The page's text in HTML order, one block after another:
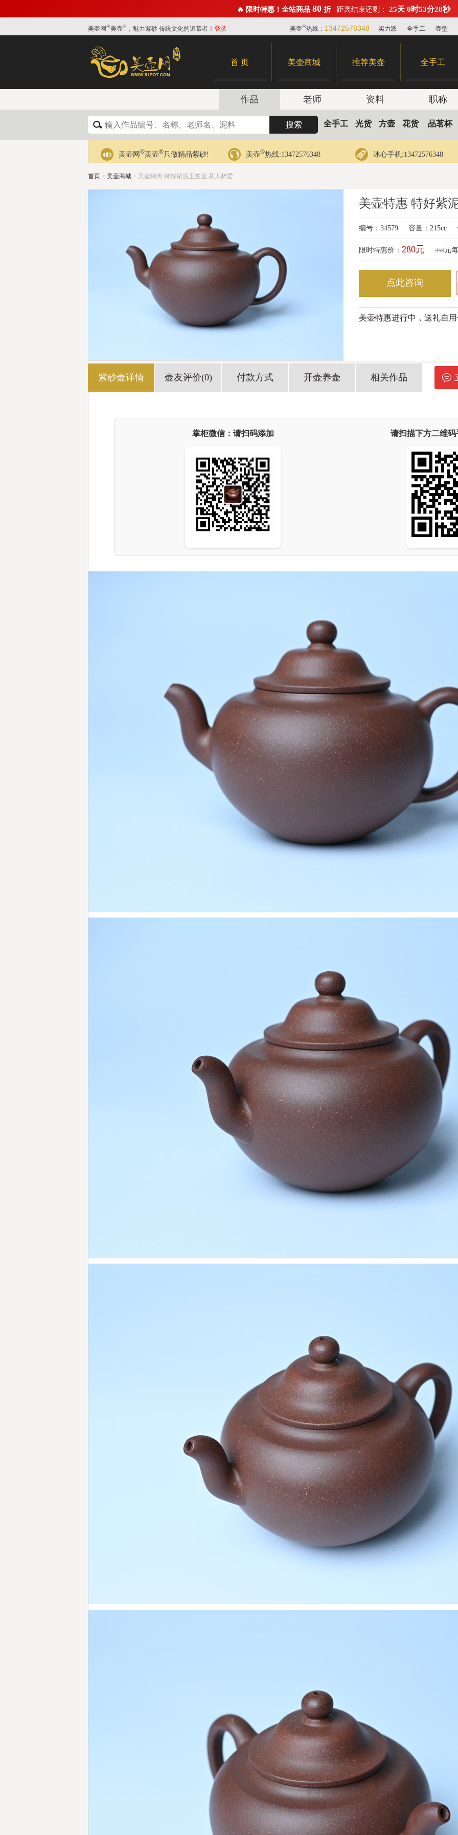
🔥 限时特惠！全站商品 80 折 距离结束还剩： 25天 0时53分27秒
美壶网®美壶® ，魅力紫砂 传统文化的追慕者！ 登录 壶型
全手工
实力派
美壶®热线： 13472576348
首 页 美壶商城 推荐美壶 全手工
作品 老师 资料 职称
全手工 光货 方壶 花货 品茗杯
美壶网®美壶®只做精品紫砂! 美壶®热线:13472576348 冰心手机:13472576348
首页 > 美壶商城 > 美壶特惠 特好紫泥玉笠壶 茶人醉爱
美壶特惠 特好紫
编号：34579 容量： 215cc
限时特惠价： 280元 350元
点此咨询
美壶特惠进行中，送礼自
紫砂壶详情 壶友评价(0) 付款方式 开壶养壶 相关作品
掌柜微信：请扫码添加 请扫描下方二维